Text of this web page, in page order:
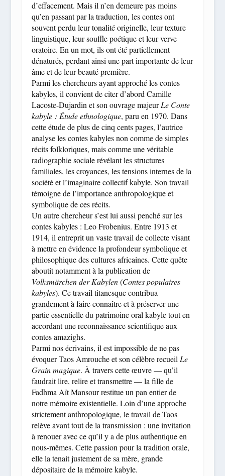
d’effacement. Mais il n’en demeure pas moins
qu’en passant par la traduction, les contes ont
souvent perdu leur tonalité originelle, leur texture
linguistique, leur souffle poétique et leur verve
oratoire. En un mot, ils ont été partiellement
dénaturés, perdant ainsi une part importante de leur
âme et de leur beauté première.
Parmi les chercheurs ayant approché les contes
kabyles, il convient de citer d’abord Camille
Lacoste-Dujardin et son ouvrage majeurLe Conte
kabyle : Étude ethnologique, paru en 1970. Dans
cette étude de plus de cinq cents pages, l’autrice
analyse les contes kabyles non comme de simples
récits folkloriques, mais comme une véritable
radiographie sociale révélant les structures
familiales, les croyances, les tensions internes de la
société et l’imaginaire collectif kabyle. Son travail
témoigne de l’importance anthropologique et
symbolique de ces récits.
Un autre chercheur s’est lui aussi penché sur les
contes kabyles : Leo Frobenius. Entre 1913 et
1914, il entreprit un vaste travail de collecte visant
à mettre en évidence la profondeur symbolique et
philosophique des cultures africaines. Cette quête
aboutit notamment à la publication de
Volksmärchen der Kabylen(Contes populaires
kabyles). Ce travail titanesque contribua
grandement à faire connaître et à préserver une
partie essentielle du patrimoine oral kabyle tout en
accordant une reconnaissance scientifique aux
contes amazighs.
Parmi nos écrivains, il est impossible de ne pas
évoquer Taos Amrouche et son célèbre recueilLe
Grain magique. À travers cette œuvre — qu’il
faudrait lire, relire et transmettre — la fille de
Fadhma Aït Mansour restitue un pan entier de
notre mémoire existentielle. Loin d’une approche
strictement anthropologique, le travail de Taos
relève avant tout de la transmission : une invitation
à renouer avec ce qu’il y a de plus authentique en
nous-mêmes. Cette passion pour la tradition orale,
elle la tenait justement de sa mère, grande
dépositaire de la mémoire kabyle.